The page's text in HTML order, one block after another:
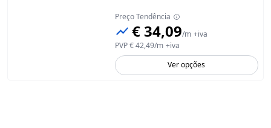
Preço Tendência
€ 34,09/m +iva
PVP€ 42,49/m +iva
Ver opções